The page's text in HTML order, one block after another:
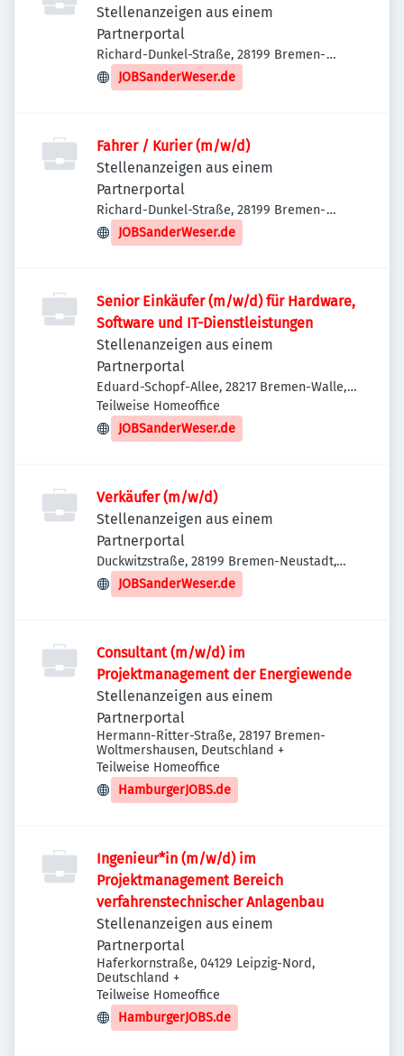
Stellenanzeigen aus einem
Partnerportal
Richard-Dunkel-Straße, 28199 Bremen-
Neustadt, Deutschland
JOBSanderWeser.de
Fahrer / Kurier (m/w/d)
Stellenanzeigen aus einem
Partnerportal
Richard-Dunkel-Straße, 28199 Bremen-
Neustadt, Deutschland
JOBSanderWeser.de
Senior Einkäufer (m/w/d) für Hardware,
Software und IT-Dienstleistungen
Stellenanzeigen aus einem
Partnerportal
Eduard-Schopf-Allee, 28217 Bremen-Walle,
Deutschland
Teilweise Homeoffice
JOBSanderWeser.de
Verkäufer (m/w/d)
Stellenanzeigen aus einem
Partnerportal
Duckwitzstraße, 28199 Bremen-Neustadt,
Deutschland
JOBSanderWeser.de
Consultant (m/w/d) im
Projektmanagement der Energiewende
Stellenanzeigen aus einem
Partnerportal
Hermann-Ritter-Straße, 28197 Bremen-
Woltmershausen, Deutschland +
Teilweise Homeoffice
HamburgerJOBS.de
Ingenieur*in (m/w/d) im
Projektmanagement Bereich
verfahrenstechnischer Anlagenbau
Stellenanzeigen aus einem
Partnerportal
Haferkornstraße, 04129 Leipzig-Nord,
Deutschland +
Teilweise Homeoffice
HamburgerJOBS.de